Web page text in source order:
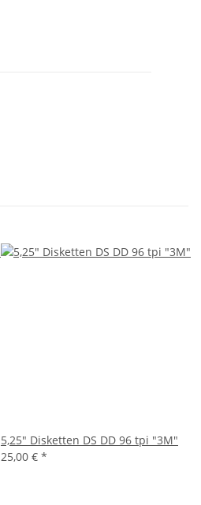
5,25" Disketten DS DD 96 tpi "3M"
25,00 € *